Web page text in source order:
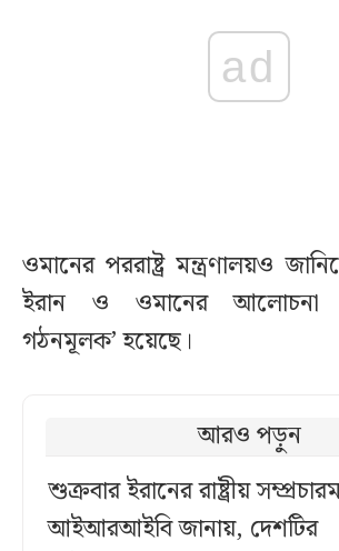
ad
ওমানের পররাষ্ট্র মন্ত্রণালয়ও
ইরান ও ওমানের আলোচনা
গঠনমূলক’ হয়েছে।
আরও পড়ুন
শুক্রবার ইরানের রাষ্ট্রীয়
আইআরআইবি জানায়, দেশটির